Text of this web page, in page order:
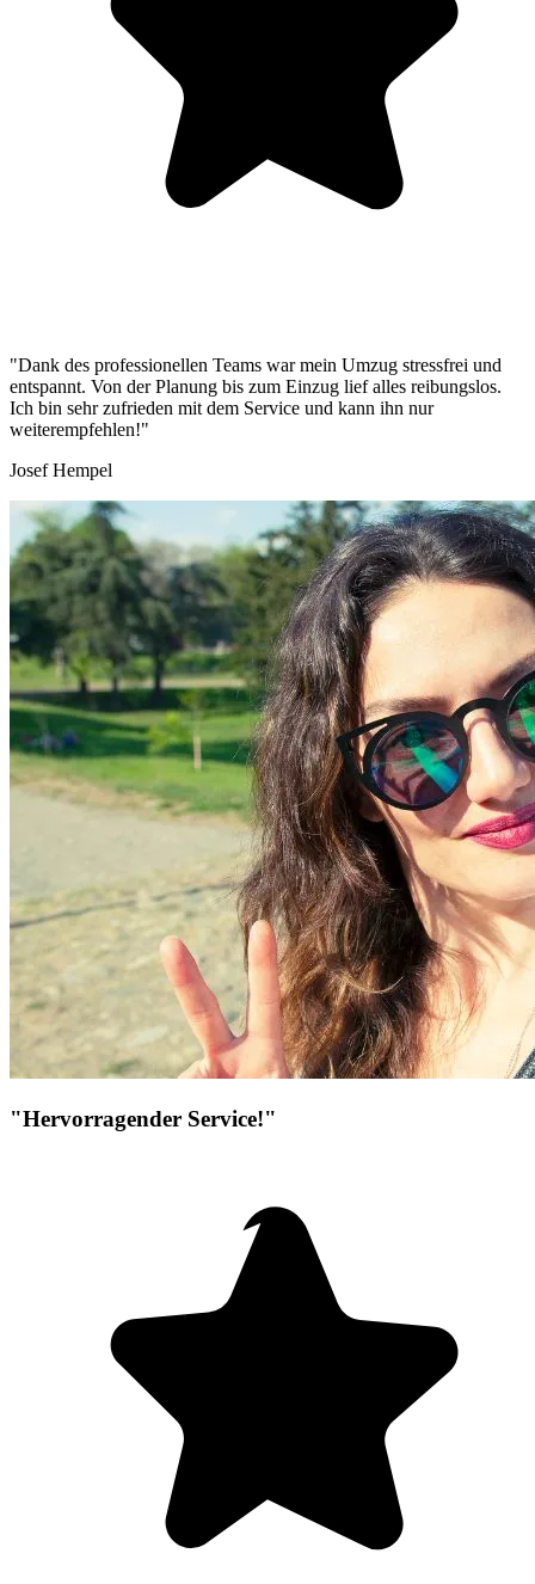
"Dank des professionellen Teams war mein Umzug stressfrei und
entspannt. Von der Planung bis zum Einzug lief alles reibungslos.
Ich bin sehr zufrieden mit dem Service und kann ihn nur
weiterempfehlen!"
Josef Hempel
"Hervorragender Service!"